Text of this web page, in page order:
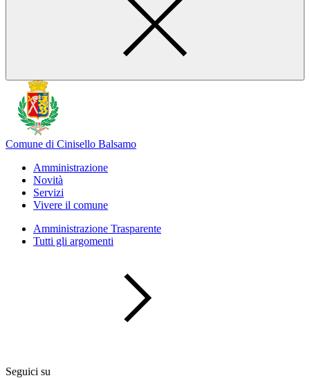
Comune di Cinisello Balsamo
Amministrazione
Novità
Servizi
Vivere il comune
Amministrazione Trasparente
Tutti gli argomenti
Seguici su